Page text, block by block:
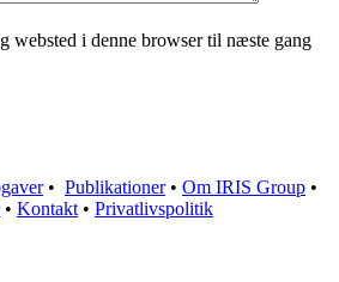
websted i denne browser til næste gang
• Publikationer• Om IRIS Group •
• Kontakt • Privatlivspolitik